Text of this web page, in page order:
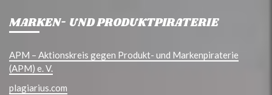
MARKEN- UND PRODUKTPIRATERIE
APM – Aktionskreis gegen Produkt- und Markenpiraterie
(APM) e. V.
plagiarius.com